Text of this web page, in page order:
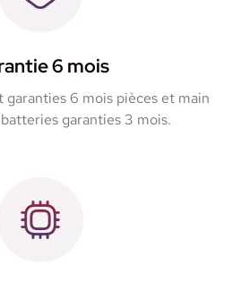
6 mois
garanties 6 mois pièces et main
garanties 3 mois.